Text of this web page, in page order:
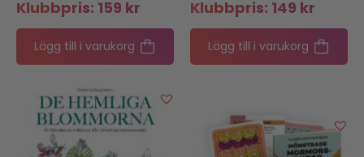
Klubbpris: 159 kr
Lägg till i varukorg
Klubbpris: 149 kr
Lägg till i varukorg